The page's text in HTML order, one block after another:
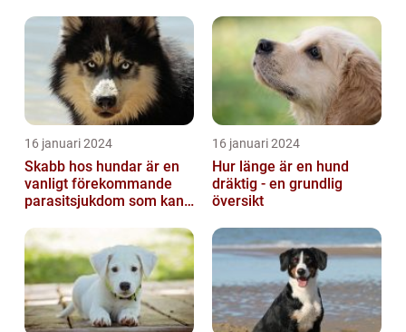
16 januari 2024
Skabb hos hundar är en
vanligt förekommande
parasitsjukdom som kan
och smittsa...
16 januari 2024
Hur länge är en hund
dräktig - en grundlig
översikt